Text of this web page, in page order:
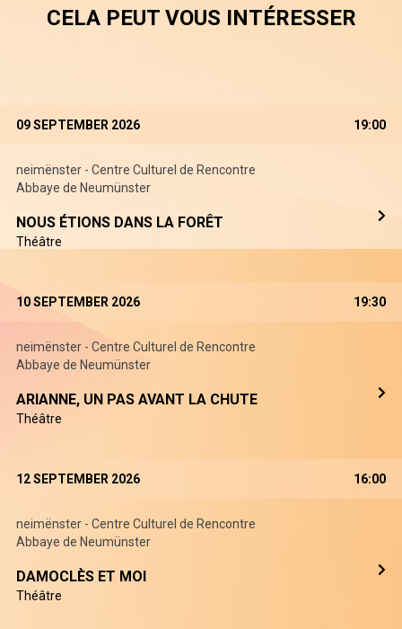
CELA PEUT VOUS INTÉRESSER
09 SEPTEMBER 2026 19:00
neimënster - Centre Culturel de Rencontre
Abbaye de Neumünster
NOUS ÉTIONS DANS LA FORÊT
Théâtre
10 SEPTEMBER 2026 19:30
neimënster - Centre Culturel de Rencontre
Abbaye de Neumünster
ARIANNE, UN PAS AVANT LA CHUTE
Théâtre
12 SEPTEMBER 2026 16:00
neimënster - Centre Culturel de Rencontre
Abbaye de Neumünster
DAMOCLÈS ET MOI
Théâtre